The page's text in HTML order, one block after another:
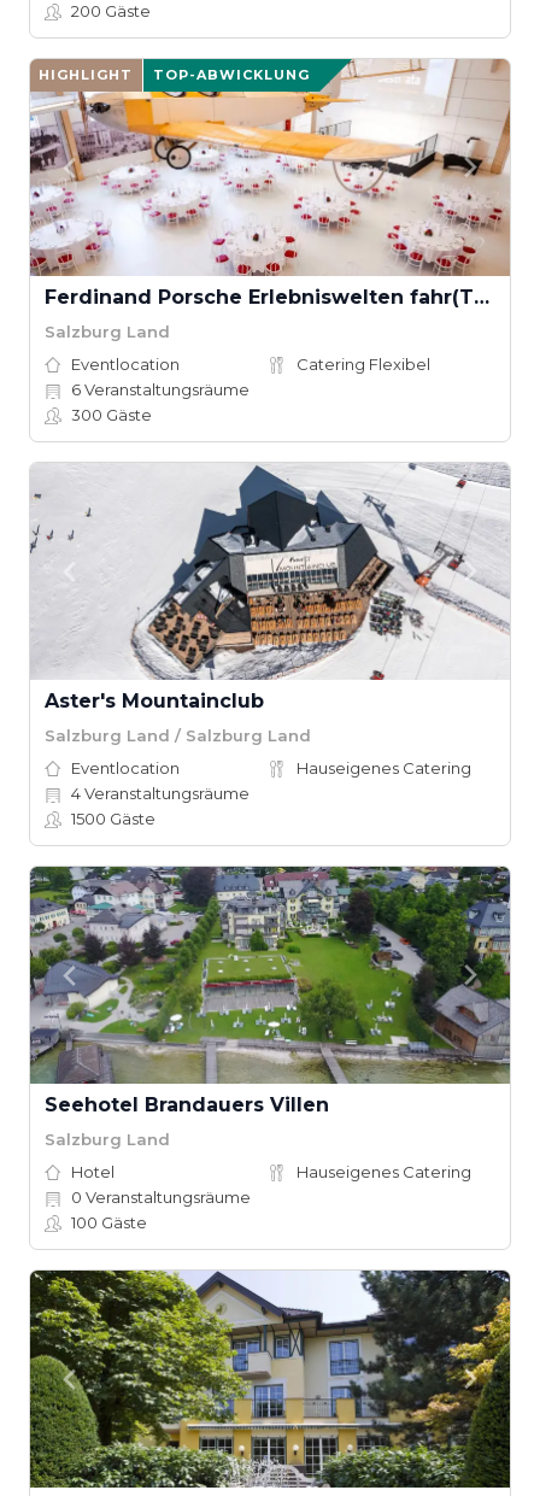
200 Gäste
HIGHLIGHT TOP-ABWICKLUNG
Ferdinand Porsche Erlebniswelten fahr(T)raum
Salzburg Land
Eventlocation
Catering Flexibel
6Veranstaltungsräume
300 Gäste
Aster's Mountainclub
Salzburg Land / Salzburg Land
Eventlocation
Hauseigenes Catering
4Veranstaltungsräume
1500 Gäste
Seehotel Brandauers Villen
Salzburg Land
Hotel
Hauseigenes Catering
0 Veranstaltungsräume
100 Gäste